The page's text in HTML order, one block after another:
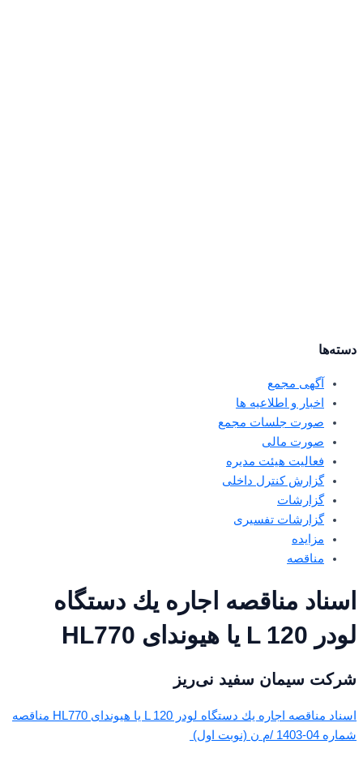
دسته‌ها
آگهی مجمع
اخبار و اطلاعیه ها
صورت جلسات مجمع
صورت مالی
فعالیت هیئت مدیره
گزارش کنترل داخلی
گزارشات
گزارشات تفسیری
مزایده
مناقصه
اسناد مناقصه اجاره يك دستگاه
لودر L 120 یا هیوندای HL770
شرکت سیمان سفید نی‌ریز
اسناد مناقصه اجاره يك دستگاه لودر L 120 یا هیوندای HL770 مناقصه
شماره 04-1403 /م ن (نوبت اول)